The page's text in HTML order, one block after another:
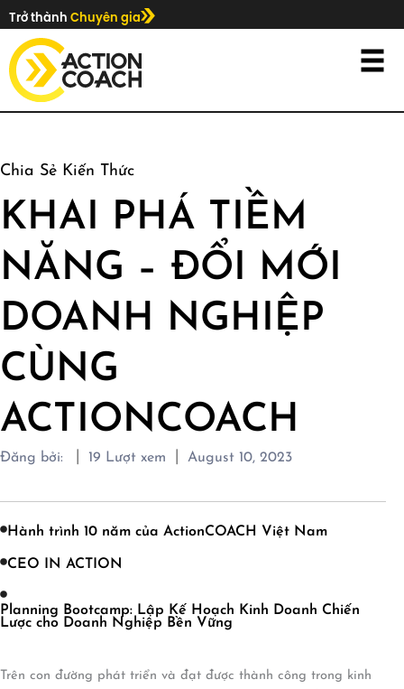
Trở thành Chuyên gia
Chia Sẻ Kiến Thức
KHAI PHÁ TIỀM
NĂNG – ĐỔI MỚI
DOANH NGHIỆP
CÙNG
ACTIONCOACH
Đăng bởi: 19 Lượt xem August 10, 2023
Hành trình 10 năm của ActionCOACH Việt Nam
CEO IN ACTION
Planning Bootcamp: Lập Kế Hoạch Kinh Doanh Chiến
Lược cho Doanh Nghiệp Bền Vững
Trên con đường phát triển và đạt được thành công trong kinh